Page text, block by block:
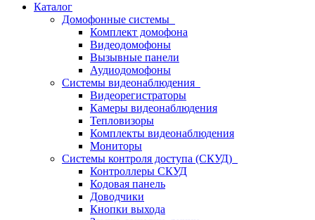
Каталог
Домофонные системы
Комплект домофона
Видеодомофоны
Вызывные панели
Аудиодомофоны
Системы видеонаблюдения
Видеорегистраторы
Камеры видеонаблюдения
Тепловизоры
Комплекты видеонаблюдения
Мониторы
Системы контроля доступа (СКУД)
Контроллеры СКУД
Кодовая панель
Доводчики
Кнопки выхода